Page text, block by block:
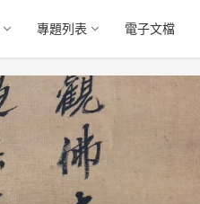
專題列表 電子文檔